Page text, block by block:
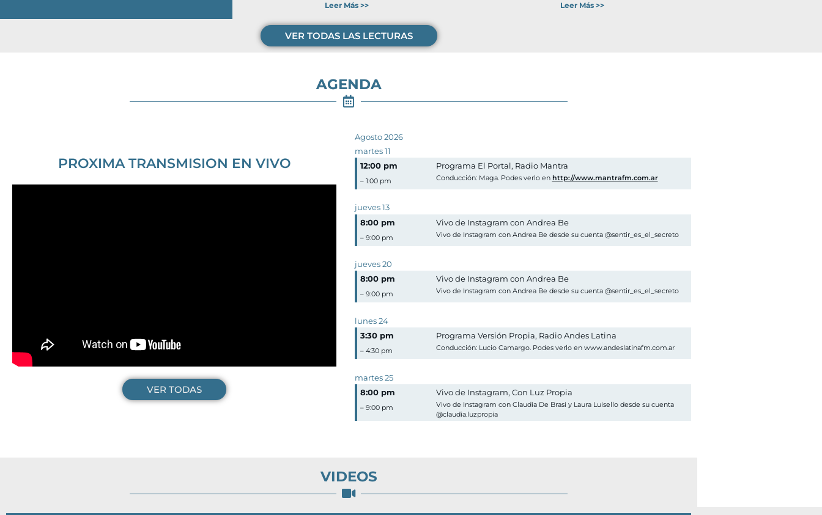
Leer Más >> Leer Más >>
VER TODAS LAS LECTURAS
AGENDA
PROXIMA TRANSMISION EN VIVO
VER TODAS
Agosto 2026
martes 11
12:00 pm
– 1:00 pm
Programa El Portal, Radio Mantra
Conducción: Maga. Podes verlo en http://www.mantrafm.com.ar
jueves 13
8:00 pm
– 9:00 pm
Vivo de Instagram con Andrea Be
Vivo de Instagram con Andrea Be desde su cuenta @sentir_es_el_secreto
jueves 20
8:00 pm
– 9:00 pm
Vivo de Instagram con Andrea Be
Vivo de Instagram con Andrea Be desde su cuenta @sentir_es_el_secreto
lunes 24
3:30 pm
– 4:30 pm
Programa Versión Propia, Radio Andes Latina
Conducción: Lucio Camargo. Podes verlo en www.andeslatinafm.com.ar
martes 25
8:00 pm
– 9:00 pm
Vivo de Instagram, Con Luz Propia
Vivo de Instagram con Claudia De Brasi y Laura Luisello desde su cuenta
@claudia.luzpropia
VIDEOS